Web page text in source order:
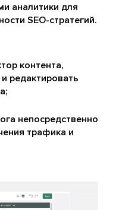
аналитики для
SEO-стратегий.
контента,
редактировать
непосредственно
трафика и